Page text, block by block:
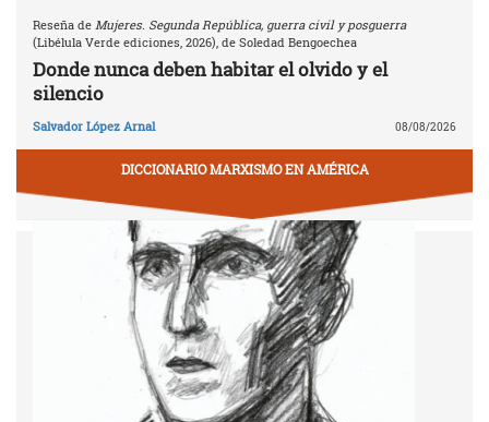
Reseña de Mujeres. Segunda República, guerra civil y posguerra
(Libélula Verde ediciones, 2026), de Soledad Bengoechea
Donde nunca deben habitar el olvido y el
silencio
Salvador López Arnal 08/08/2026
DICCIONARIO MARXISMO EN AMÉRICA